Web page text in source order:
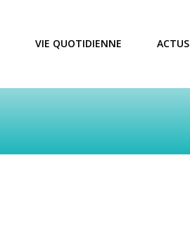
VIE QUOTIDIENNE ACTUS